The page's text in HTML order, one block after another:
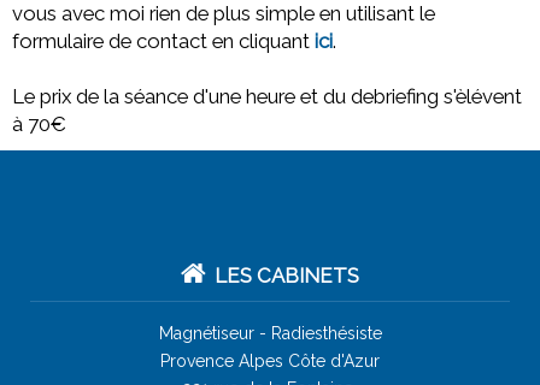
vous avec moi rien de plus simple en utilisant le
formulaire de contact en cliquant ici.
Le prix de la séance d'une heure et du debriefing s'èlévent
à 70€
LES CABINETS
Magnétiseur - Radiesthésiste
Provence Alpes Côte d'Azur